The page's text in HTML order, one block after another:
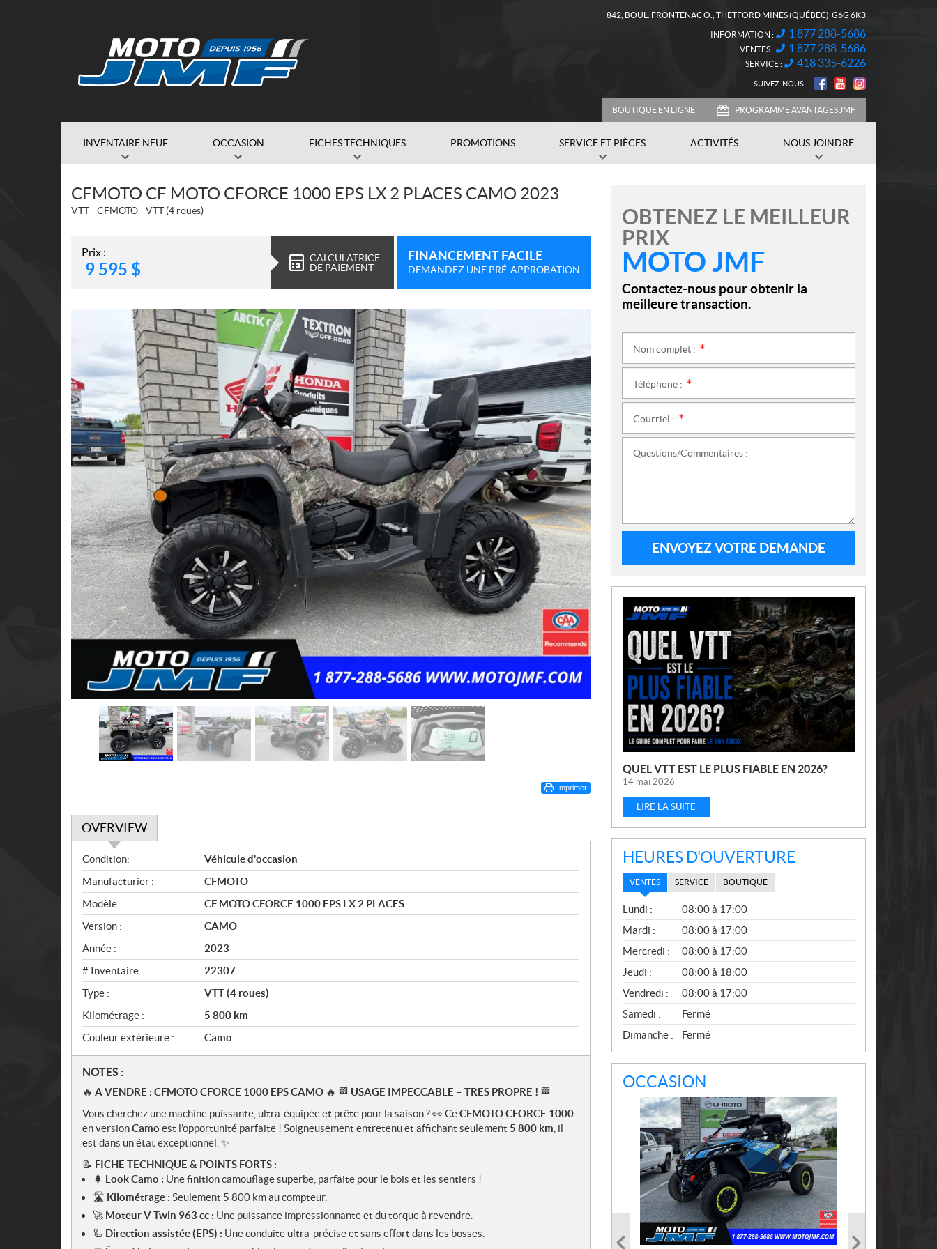
842, BOUL. FRONTENAC O. THETFORD MINES(QUÉBEC) G6G 6K3
INFORMATION : 1 877 288-5686
VENTES : 1 877 288-5686
SERVICE : 418 335-6226
SUIVEZ-NOUS
BOUTIQUE EN LIGNE PROGRAMME AVANTAGES JMF
INVENTAIRE NEUF OCCASION FICHES TECHNIQUES PROMOTIONS SERVICE ET PIÈCES ACTIVITÉS NOUS JOINDRE
CFMOTO CF MOTO CFORCE 1000 EPS LX 2 PLACES CAMO 2023
VTT CFMOTO VTT (4 roues)
Prix :
9 595 $
CALCULATRICE
DE PAIEMENT
FINANCEMENT FACILE
DEMANDEZ UNE PRÉ-APPROBATION
Imprimer
OVERVIEW
O
v
e
r
v
i
e
w
Condition:
Véhicule d'occasion
Manufacturier :
CFMOTO
Modèle :
CF MOTO CFORCE 1000 EPS LX 2 PLACES
Version :
CAMO
Année :
2023
# Inventaire :
22307
Type :
VTT (4 roues)
Kilométrage :
5 800 km
Couleur extérieure :
Camo
N
o
e
s
NOTES :
🔥 À VENDRE : CFMOTO CFORCE 1000 EPS CAMO 🔥 🏁 USAGÉ IMPÉCCABLE – TRÈS PROPRE ! 🏁
Vous cherchez une machine puissante, ultra-équipée et prête pour la saison ? 👀 CeCFMOTO CFORCE 1000
en versionCamo est l'opportunité parfaite ! Soigneusement entretenu et affichant seulement 5 800 km , il
est dans un état exceptionnel. ✨
📝 FICHE TECHNIQUE & POINTS FORTS :
🌲 Look Camo : Une finition camouflage superbe, parfaite pour le bois et les sentiers !
🛣️ Kilométrage : Seulement 5 800 km au compteur.
🚀 Moteur V-Twin 963 cc : Une puissance impressionnante et du torque à revendre.
🦾 Direction assistée (EPS) : Une conduite ultra-précise et sans effort dans les bosses.
OBTENEZ LE MEILLEUR
PRIX
MOTO JMF
Contactez-nous pour obtenir la
meilleure transaction.
Nom complet :
Téléphone :
Courriel :
Questions/Commentaires :
ENVOYEZ VOTRE DEMANDE
O
U
V
E
L
E
S
QUEL VTT EST LE PLUS FIABLE EN 2026?
14 mai 2026
LIRE LA SUITE
HEURES D'OUVERTURE
VENTES SERVICE BOUTIQUE
V
E
N
T
E
S
Lundi :
08:00 à 17:00
Mardi :
08:00 à 17:00
Mercredi :
08:00 à 17:00
Jeudi :
08:00 à 18:00
Vendredi :
08:00 à 17:00
Samedi :
Fermé
Dimanche :
Fermé
OCCASION